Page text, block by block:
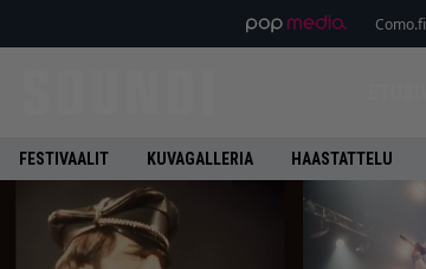
Como.fi
FESTIVAALIT KUVAGALLERIA HAASTATTELU